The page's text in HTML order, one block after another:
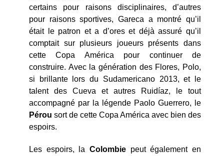
certains pour raisons disciplinaires, d’autres
pour raisons sportives, Gareca a montré qu’il
était le patron et a d’ores et déjà assuré qu’il
comptait sur plusieurs joueurs présents dans
cette Copa América pour continuer de
construire. Avec la génération des Flores, Polo,
si brillante lors du Sudamericano 2013, et le
talent des Cueva et autres Ruidíaz, le tout
accompagné par la légende Paolo Guerrero, le
Pérou sort de cette Copa América avec bien des
espoirs.
Les espoirs, la Colombie peut également en